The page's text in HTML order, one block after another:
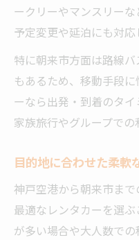
ークリーやマンスリーな
予定変更や延泊にも対応
特に朝来市方面は路線
もあるため、移動手段
ーなら出発・到着のタイ
家族旅行やグループでの
目的地に合わせた柔軟
神戸空港から朝来市まで
最適なレンタカーを選
が多い場合や大人数で